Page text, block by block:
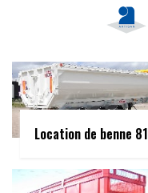
Location de benne 81